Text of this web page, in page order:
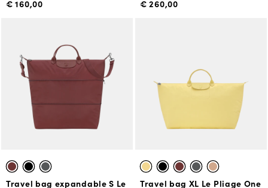
€ 160,00 € 260,00
Travel bag expandable S Le
Travel bag XL Le Pliage One